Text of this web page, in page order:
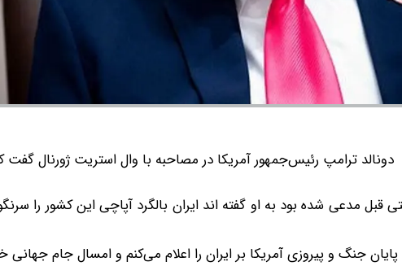
دونالد ترامپ رئیس‌جمهور آمریکا در مصاحبه با وال استریت ژورنال
مدعی شده بود به او گفته اند ایران بالگرد آپاچی این کشور را
جنگ و پیروزی آمریکا بر ایران را اعلام می‌کنم و امسال جام